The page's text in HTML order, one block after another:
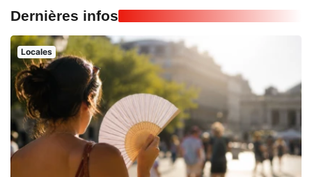
Dernières infos
Locales